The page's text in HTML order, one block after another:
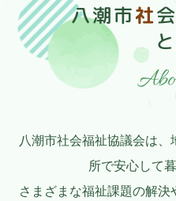
八潮市社
八潮市社会福祉協議会は
所で安心して
さまざまな福祉課題の解